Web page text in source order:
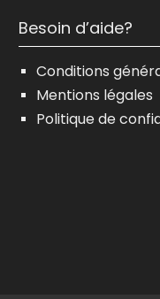
Besoin d’aide?
Conditions
Mentions légales
Politique de